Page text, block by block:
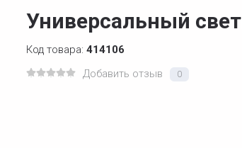
Универсальный
Код товара: 414106
Добавить отзыв
0